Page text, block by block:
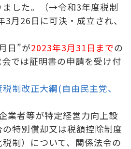
ました。（→令和3年度税制
月26日に可決・成立され、
日”が2023年3月31日までの
では証明書の申請を受け付
制改正大綱(自由民主党、
業者等が特定経営力向上設
特別償却又は税額控除制度
税制）について、関係法令の